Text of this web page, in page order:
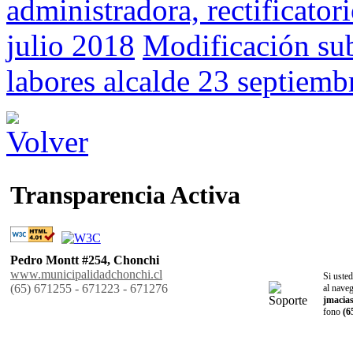
administradora,
julio 2018 Modificación
labores alcalde 23
Transparencia Activa
Pedro Montt #254, Chonchi
www.municipalidadchonchi.cl
(65) 671255 - 671223 - 671276
Si
al
fono